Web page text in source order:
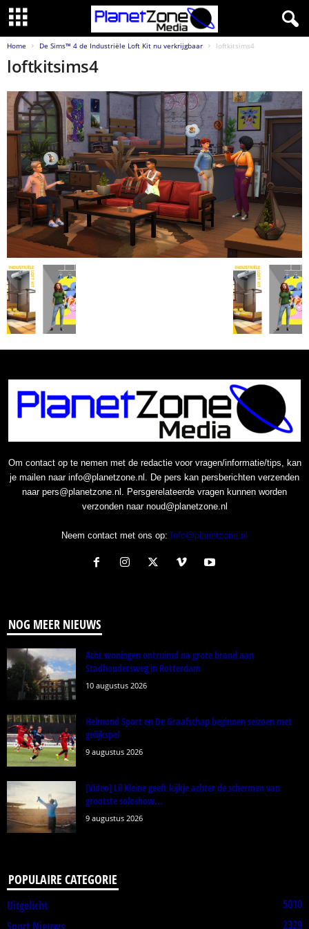
Home De Sims™ 4 de Industriële Loft Kit nu verkrijgbaar loftkitsims4
loftkitsims4
Om contact op te nemen met de redactie voor vragen/informatie/tips, kan
je mailen naar info@planetzone.nl. De pers kan persberichten verzenden
naar pers@planetzone.nl. Persgerelateerde vragen kunnen worden
verzonden naar noud@planetzone.nl
Neem contact met ons op: Info@planetzone.nl
NOG MEER NIEUWS
Acht woningen ontruimd na grote brand aan
Stadhoudersweg in Rotterdam
10 augustus 2026
Helmond Sport en De Graafschap beginnen seizoen met
gelijkspel
9 augustus 2026
[Video] Lil Kleine geeft kijkje achter de schermen van
grootste soloshow...
9 augustus 2026
POPULAIRE CATEGORIE
Uitgelicht
5010
2329